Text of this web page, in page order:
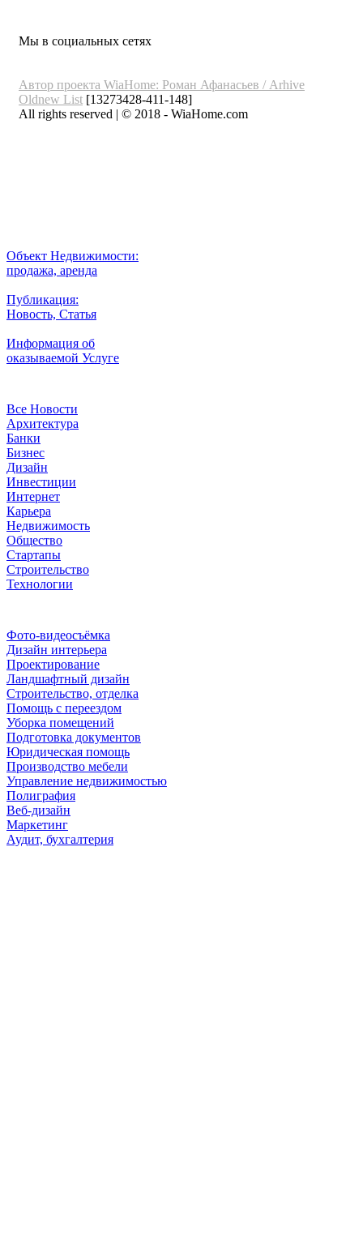
Мы в социальных сетях
Автор проекта WiaHome: Роман Афанасьев / Arhive
Oldnew List [13273428-411-148]
All rights reserved | © 2018 - WiaHome.com
Объект Недвижимости:
продажа, аренда
Публикация:
Новость, Статья
Информация об
оказываемой Услуге
Все Новости
Архитектура
Банки
Бизнес
Дизайн
Инвестиции
Интернет
Карьера
Недвижимость
Общество
Стартапы
Строительство
Технологии
Фото-видеосъёмка
Дизайн интерьера
Проектирование
Ландшафтный дизайн
Строительство, отделка
Помощь с переездом
Уборка помещений
Подготовка документов
Юридическая помощь
Производство мебели
Управление недвижимостью
Полиграфия
Веб-дизайн
Маркетинг
Аудит, бухгалтерия